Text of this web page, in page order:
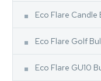
Eco Flare Candle
Eco Flare Golf
Eco Flare GU10